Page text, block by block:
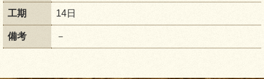
工期 14日
備考 －